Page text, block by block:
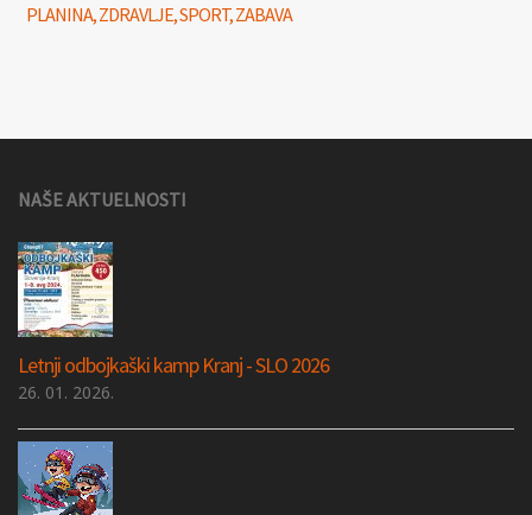
PLANINA, ZDRAVLJE, SPORT, ZABAVA
NAŠE AKTUELNOSTI
Letnji odbojkaški kamp Kranj - SLO 2026
26. 01. 2026.